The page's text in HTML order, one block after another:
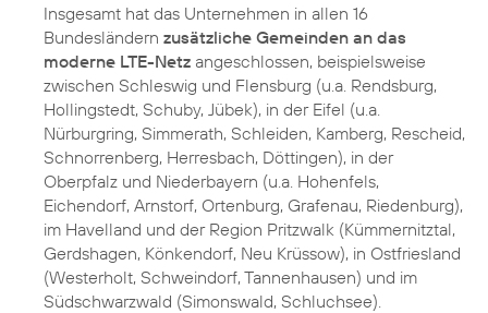
Insgesamt hat das Unternehmen in allen 16
Bundesländern zusätzliche Gemeinden an das
moderne LTE-Netz angeschlossen, beispielsweise
zwischen Schleswig und Flensburg (u.a. Rendsburg,
Hollingstedt, Schuby, Jübek), in der Eifel (u.a.
Nürburgring, Simmerath, Schleiden, Kamberg, Rescheid,
Schnorrenberg, Herresbach, Döttingen), in der
Oberpfalz und Niederbayern (u.a. Hohenfels,
Eichendorf, Arnstorf, Ortenburg, Grafenau, Riedenburg),
im Havelland und der Region Pritzwalk (Kümmernitztal,
Gerdshagen, Könkendorf, Neu Krüssow), in Ostfriesland
(Westerholt, Schweindorf, Tannenhausen) und im
Südschwarzwald (Simonswald, Schluchsee).